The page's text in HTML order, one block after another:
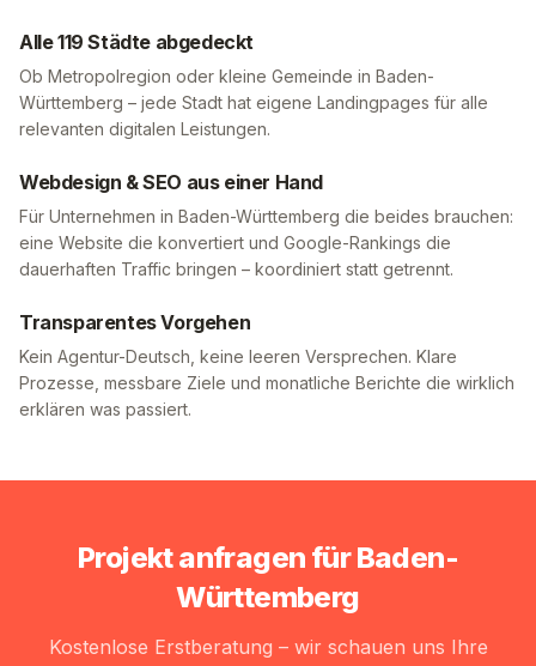
Alle119 Städte abgedeckt
Ob Metropolregion oder kleine Gemeinde in Baden-
Württemberg – jede Stadt hat eigene Landingpages für alle
relevanten digitalen Leistungen.
Webdesign & SEO aus einer Hand
Für Unternehmen in Baden-Württemberg die beides brauchen:
eine Website die konvertiert und Google-Rankings die
dauerhaften Traffic bringen – koordiniert statt getrennt.
Transparentes Vorgehen
Kein Agentur-Deutsch, keine leeren Versprechen. Klare
Prozesse, messbare Ziele und monatliche Berichte die wirklich
erklären was passiert.
Projekt anfragen fürBaden-
Württemberg
Kostenlose Erstberatung – wir schauen uns Ihre